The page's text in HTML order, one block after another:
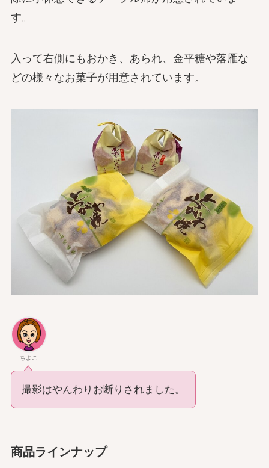
す。
入って右側にもおかき、あられ、金平糖や落雁な
どの様々なお菓子が用意されています。
ちよこ
撮影はやんわりお断りされました。
商品ラインナップ